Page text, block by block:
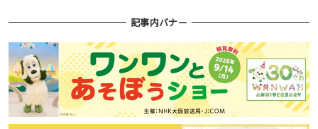
記事内バナー